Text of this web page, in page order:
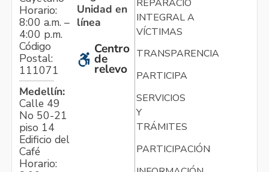
Horario:
8:00 a.m. –
4:00 p.m.
Código
Postal:
111071
Medellín:
Calle 49
No 50-21
piso 14
Edificio del
Café
Horario:
Unidad en
línea
Centro
de
relevo
REPARACIÓN
INTEGRAL A
VÍCTIMAS
TRANSPARENCIA
PARTICIPA
SERVICIOS
Y
TRÁMITES
PARTICIPACIÓN